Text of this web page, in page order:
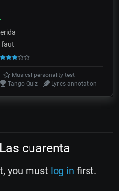
faut
Musical personality test
Tango Quiz Lyrics annotation
cuarenta
you must log in first.